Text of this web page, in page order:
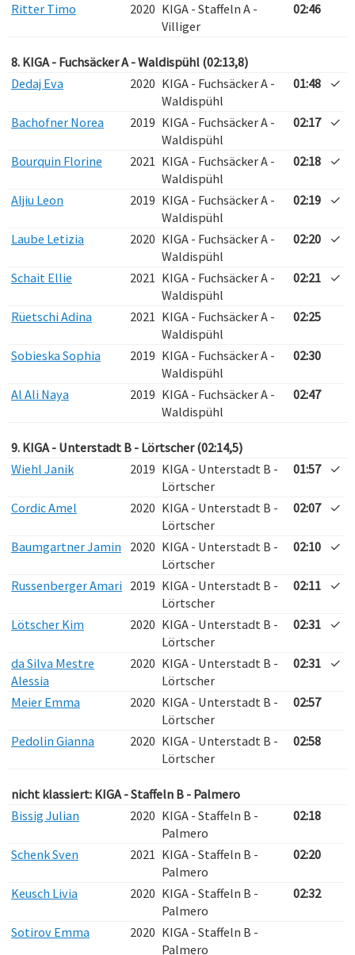
Ritter Timo 2020 KIGA - Staffeln A -
Villiger
02:46
8. KIGA - Fuchsäcker A - Waldispühl (02:13,8)
Dedaj Eva
2020 KIGA - Fuchsäcker A -
Waldispühl
01:48 ✓
Bachofner Norea 2019 KIGA - Fuchsäcker A -
Waldispühl
02:17 ✓
Bourquin Florine 2021 KIGA - Fuchsäcker A -
Waldispühl
02:18 ✓
Aljiu Leon 2019 KIGA - Fuchsäcker A -
Waldispühl
02:19 ✓
Laube Letizia 2020 KIGA - Fuchsäcker A -
Waldispühl
02:20 ✓
Schait Ellie 2021 KIGA - Fuchsäcker A -
Waldispühl
02:21 ✓
Rüetschi Adina 2021 KIGA - Fuchsäcker A -
Waldispühl
02:25
Sobieska Sophia 2019 KIGA - Fuchsäcker A -
Waldispühl
02:30
Al Ali Naya 2019 KIGA - Fuchsäcker A -
Waldispühl
02:47
9. KIGA - Unterstadt B - Lörtscher (02:14,5)
Wiehl Janik
2019 KIGA - Unterstadt B -
Lörtscher
01:57 ✓
Cordic Amel 2020 KIGA - Unterstadt B -
Lörtscher
02:07 ✓
Baumgartner Jamin 2020 KIGA - Unterstadt B -
Lörtscher
02:10 ✓
Russenberger Amari 2019 KIGA - Unterstadt B -
Lörtscher
02:11 ✓
Lötscher Kim 2020 KIGA - Unterstadt B -
Lörtscher
02:31 ✓
da Silva Mestre
Alessia
2020 KIGA - Unterstadt B -
Lörtscher
02:31 ✓
Meier Emma 2020 KIGA - Unterstadt B -
Lörtscher
02:57
Pedolin Gianna 2020 KIGA - Unterstadt B -
Lörtscher
02:58
nicht klassiert: KIGA - Staffeln B - Palmero
Bissig Julian
2020 KIGA - Staffeln B -
Palmero
02:18
Schenk Sven 2021 KIGA - Staffeln B -
Palmero
02:20
Keusch Livia 2020 KIGA - Staffeln B -
Palmero
02:32
Sotirov Emma 2020 KIGA - Staffeln B -
Palmero